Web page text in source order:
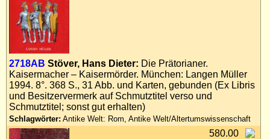
2718AB Stöver, Hans Dieter: Die Prätorianer.
Kaisermacher – Kaisermörder. München: Langen Müller
1994. 8°. 368 S., 31 Abb. und Karten, gebunden (Ex Libris
und Besitzervermerk auf Schmutztitel verso und
Schmutztitel; sonst gut erhalten)
Schlagwörter: Antike Welt: Rom, Antike Welt/Altertumswissenschaft
580.00